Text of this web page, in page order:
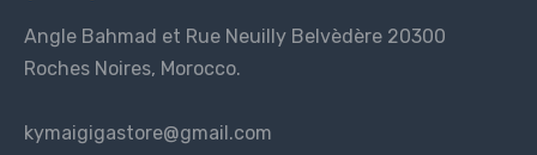
Angle Bahmad et Rue Neuilly Belvèdère 20300
Roches Noires, Morocco.
kymaigigastore@gmail.com